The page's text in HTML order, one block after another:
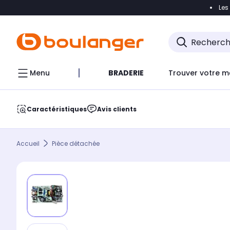
Accéder
Menu BRADERIE Trouver votre
Caractéristiques Avis clients
Accueil Pièce détachée